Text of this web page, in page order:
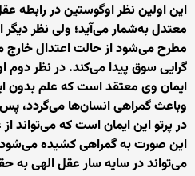
این اولین نظر اوگوستین در رابطه
معتدل به‌شمار می‌آید؛ ولی نظر
مطرح می‌شود از حالت اعتدال خارج
گرایی سوق پیدا می‌کند. در نظر دوم
ایمان وی معتقد است که علم بدون
وباعث گمراهی انسان‌ها می‌گردد، پس
در پرتو این ایمان است که می‌تواند
این صورت به گمراهی کشیده
می‌تواند در سایه سار عقل الهی